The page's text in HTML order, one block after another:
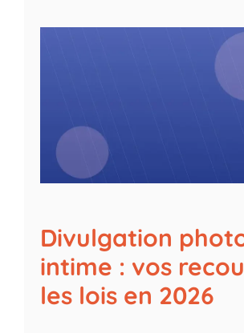
Divulgation
intime : vos
les lois en 2026